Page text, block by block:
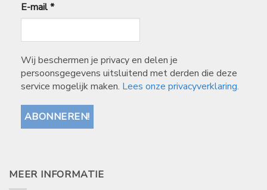
E-mail*
Wij beschermen je privacy en delen je
persoonsgegevens uitsluitend met derden die deze
service mogelijk maken. Lees onze privacyverklaring.
MEER INFORMATIE